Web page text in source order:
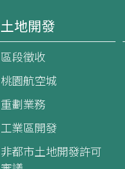
土地開發
區段徵收
桃園航空城
重劃業務
工業區開發
非都市土地開發許可